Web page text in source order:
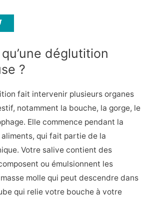
déglutition
?
fait intervenir plusieurs organes
notamment la bouche, la gorge, le
Elle commence pendant la
qui fait partie de la
Votre salive contient des
ou émulsionnent les
molle qui peut descendre dans
qui relie votre bouche à votre